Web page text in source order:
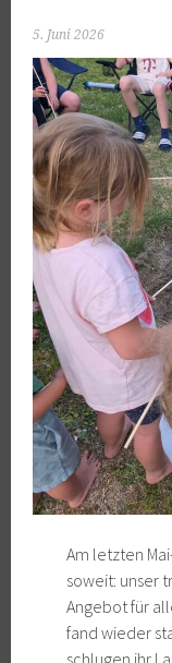
5. Juni 2026
Am letzten
soweit: unser
Angebot für
fand wieder